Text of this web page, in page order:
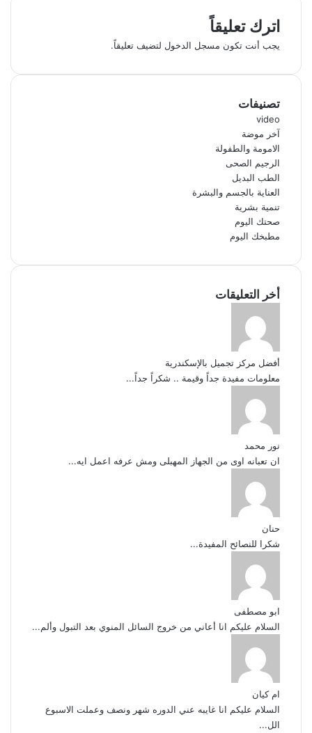
اترك تعليقاً
يجب أنت تكون مسجل الدخول لتضيف تعليقاً.
تصنيفات
video
آخر موضة
الامومة والطفولة
الرجيم الصحى
الطب البديل
العناية بالجسم والبشرة
تنمية بشرية
صحتك اليوم
مطبخك اليوم
أخر التعليقات
أفضل مركز تجميل بالإسكندرية
معلومات مفيدة جداً وقيمة .. شكراً جداً...
نور محمد
ان تعبانه اوى من الجهاز المهبلى ومش عرفه اعمل ايه...
حنان
شكرا للنصائح المفيدة...
ابو مصطفى
السلام عليكم انا أعاني من خروج السائل المنوي بعد التبول وألم...
ام كيان
السلام عليكم انا غايبه عني الدوره شهر ونصف وعملت الاسبوع
الل...